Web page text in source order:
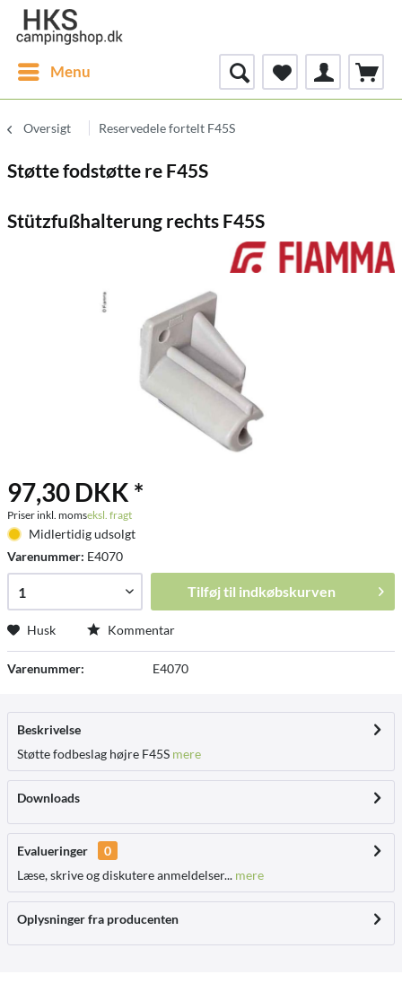
Menu
Oversigt Reservedele fortelt F45S
Støtte fodstøtte re F45S
Stützfußhalterung rechts F45S
97,30 DKK *
Priser inkl. momseksl. fragt
Midlertidig udsolgt
Varenummer: E4070
Tilføj til indkøbskurven
Husk Kommentar
Varenummer: E4070
Beskrivelse
Støtte fodbeslag højre F45S mere
Downloads
Evalueringer
0
Læse, skrive og diskutere anmeldelser... mere
Oplysninger fra producenten